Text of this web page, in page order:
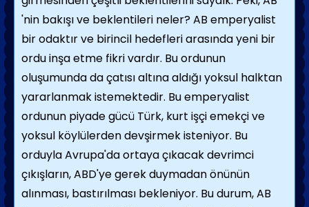
'nin bakışı ve beklentileri neler? AB emperyalist
bir odaktır ve birincil hedefleri arasında yeni bir
ordu inşa etme fikri vardır. Bu ordunun
oluşumunda da çatısı altına aldığı yoksul halktan
yararlanmak istemektedir. Bu emperyalist
ordunun piyade gücü Türk, kurt işçi emekçi ve
yoksul köylülerden devşirmek isteniyor. Bu
orduyla Avrupa'da ortaya çıkacak devrimci
çıkışların, ABD'ye gerek duymadan önünün
alınması, bastırılması bekleniyor. Bu durum, AB